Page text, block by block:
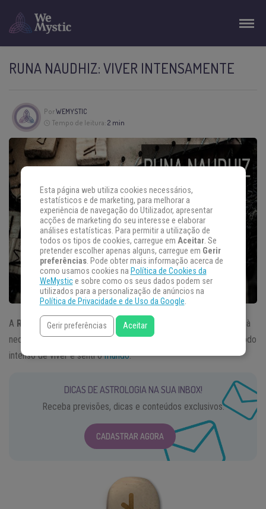
RUNA NAUDHIZ: VIVER INTENSAMENTE
PorWEMYSTIC
Tempo de leitura: 2 min
A Runa Naudhiz, Nied, Nauthiz ou Nyd é aquela que está ligada à
necessidade, ao desemparo, mas também à vivacidade e ao modo
intenso de viver e senti omundo.
DICAS DE ASTROLOGIA NA SUA INBOX!
Receba previsões, dicas e conteúdos exclusivos.
CADASTRAR AGORA
Esta página web utiliza cookies necessários,
estatísticos e de marketing, para melhorar a
experiência de navegação do Utilizador, apresentar
acções de marketing do seu interesse e elaborar
análises estatísticas. Para permitir a utilização de
todos os tipos de cookies, carregue em Aceitar. Se
pretender escolher apenas alguns, carregue em Gerir
preferências. Pode obter mais informação acerca de
como usamos cookies na Política de Cookies da
WeMystice sobre como os seus dados podem ser
utilizados para a personalização de anúncios na
Política de Privacidade e de Uso da Google.
Gerir preferências Aceitar